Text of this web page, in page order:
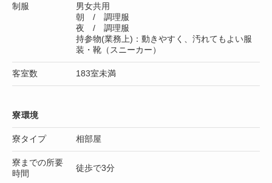
制服
男女共用
朝 / 調理服
夜 / 調理服
持参物(業務上)：動きやすく、汚れてもよい服
装・靴（スニーカー）
客室数 183室未満
寮環境
寮タイプ 相部屋
寮までの所要
時間
徒歩で3分